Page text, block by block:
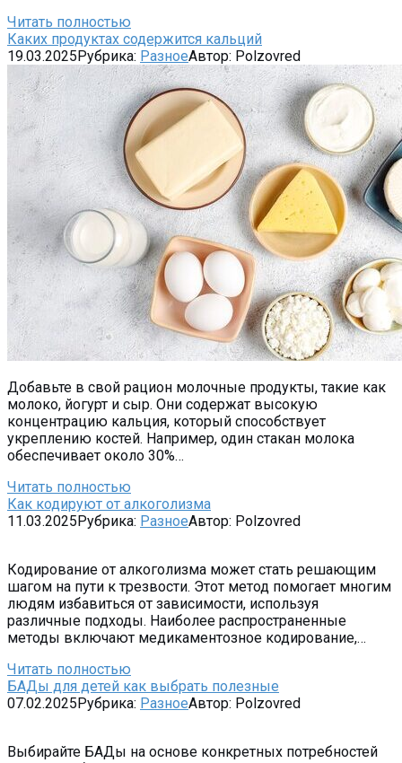
Читать полностью
Каких продуктах содержится кальций
19.03.2025Рубрика: РазноеАвтор: Polzovred
Добавьте в свой рацион молочные продукты, такие как
молоко, йогурт и сыр. Они содержат высокую
концентрацию кальция, который способствует
укреплению костей. Например, один стакан молока
обеспечивает около 30%…
Читать полностью
Как кодируют от алкоголизма
11.03.2025Рубрика: РазноеАвтор: Polzovred
Кодирование от алкоголизма может стать решающим
шагом на пути к трезвости. Этот метод помогает многим
людям избавиться от зависимости, используя
различные подходы. Наиболее распространенные
методы включают медикаментозное кодирование,…
Читать полностью
БАДы для детей как выбрать полезные
07.02.2025Рубрика: РазноеАвтор: Polzovred
Выбирайте БАДы на основе конкретных потребностей